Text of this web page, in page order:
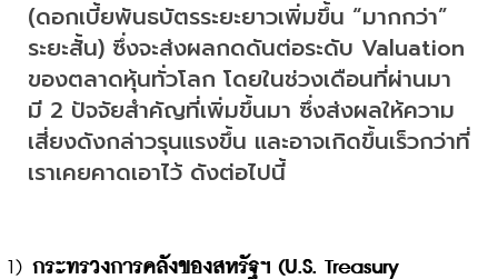
(ดอกเบี้ยพันธบัตรระยะยาวเพิ่มขึ้น “มากกว่า”
ระยะสั้น) ซึ่งจะส่งผลกดดันต่อระดับ Valuation
ของตลาดหุ้นทั่วโลก โดยในช่วงเดือนที่ผ่านมา
มี 2 ปัจจัยสำคัญที่เพิ่มขึ้นมา ซึ่งส่งผลให้ความ
เสี่ยงดังกล่าวรุนแรงขึ้น และอาจเกิดขึ้นเร็วกว่าที่
เราเคยคาดเอาไว้ ดังต่อไปนี้
1) กระทรวงการคลังของสหรัฐฯ (U.S. Treasury